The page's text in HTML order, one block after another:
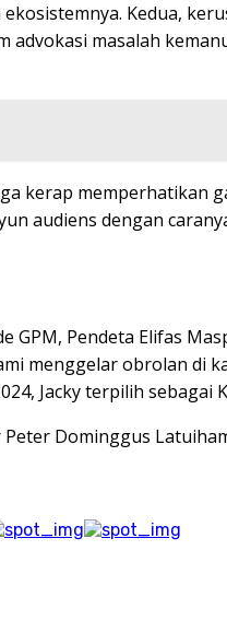
Kedua,
masalah
kerap
audiens dengan
Pendeta Elifas
menggelar obrolan
Jacky terpilih sebagai
Dominggus